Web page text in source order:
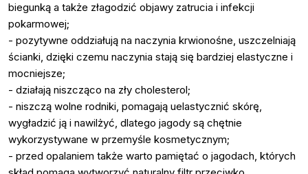
biegunką a także złagodzić objawy zatrucia i infekcji
pokarmowej;
- pozytywne oddziałują na naczynia krwionośne, uszczelniają
ścianki, dzięki czemu naczynia stają się bardziej elastyczne i
mocniejsze;
- działają niszcząco na zły cholesterol;
- niszczą wolne rodniki, pomagają uelastycznić skórę,
wygładzić ją i nawilżyć, dlatego jagody są chętnie
wykorzystywane w przemyśle kosmetycznym;
- przed opalaniem także warto pamiętać o jagodach, których